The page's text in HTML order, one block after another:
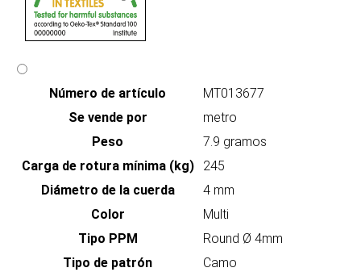
Número de artículo
MT013677
Se vende por
metro
Peso
7.9 gramos
Carga de rotura mínima (kg)
245
Diámetro de la cuerda
4 mm
Color
Multi
Tipo PPM
Round Ø 4mm
Tipo de patrón
Camo